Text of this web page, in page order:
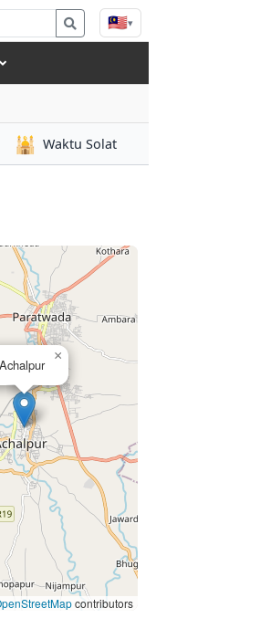
🇲🇾▾
🕌 Waktu Solat
Achalpur
×
contributors